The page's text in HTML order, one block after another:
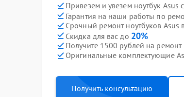
Привезем и увезем ноутбук Asus
Гарантия на наши работы по
Срочный ремонт ноутбуков Asus
Скидка для вас до 20%
Получите 1500 рублей на ремонт
Оригинальные комплектующие
Получить консультацию